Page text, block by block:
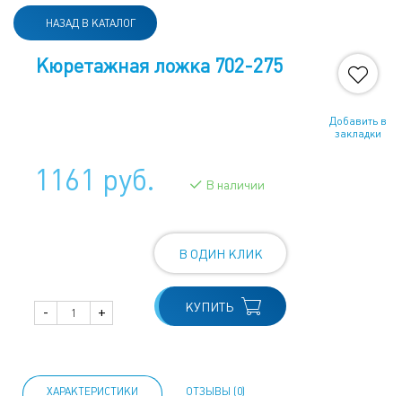
НАЗАД В КАТАЛОГ
Кюретажная ложка 702-275
Добавить в
закладки
1161 руб. В наличии
- +
В ОДИН КЛИК
КУПИТЬ
ХАРАКТЕРИСТИКИ ОТЗЫВЫ (0)